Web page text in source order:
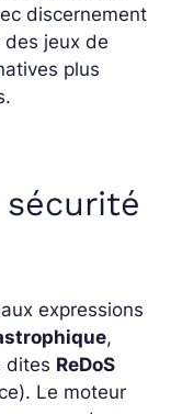
discernement
jeux de
plus
expressions
,
dites ReDoS
Le moteur